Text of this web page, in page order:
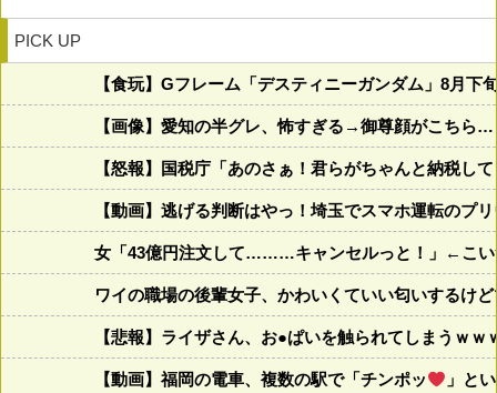
PICK UP
【食玩】Gフレーム「デスティニーガンダム」8月下
【画像】愛知の半グレ、怖すぎる→御尊顔がこちら…
【怒報】国税庁「あのさぁ！君らがちゃんと納税
【動画】逃げる判断はやっ！埼玉でスマホ運転のプ
女「43億円注文して………キャンセルっと！」←こい
ワイの職場の後輩女子、かわいくていい匂いするけ
【悲報】ライザさん、お●ぱいを触られてしまうｗｗ
【動画】福岡の電車、複数の駅で「チンポッ 」と